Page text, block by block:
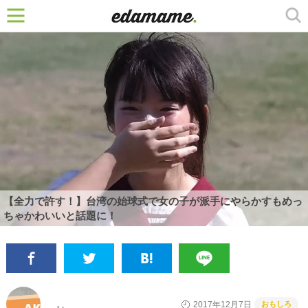
【全力で許す！】台湾の始球式で女の子が派手にやらかすもめっ
ちゃかわいいと話題に！
2017年12月7日 おもしろ